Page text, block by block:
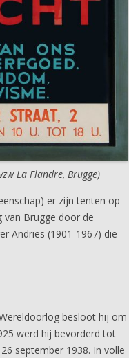
La Flandre, Brugge)
er zijn tenten op
Brugge door de
Andries (1901-1967) die
besloot hij om
werd hij bevorderd tot
september 1938. In volle